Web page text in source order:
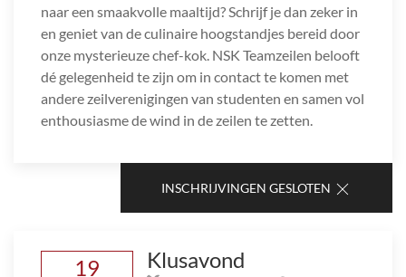
naar een smaakvolle maaltijd? Schrijf je dan zeker in
en geniet van de culinaire hoogstandjes bereid door
onze mysterieuze chef-kok. NSK Teamzeilen belooft
dé gelegenheid te zijn om in contact te komen met
andere zeilverenigingen van studenten en samen vol
enthousiasme de wind in de zeilen te zetten.
INSCHRIJVINGEN GESLOTEN
19 Klusavond